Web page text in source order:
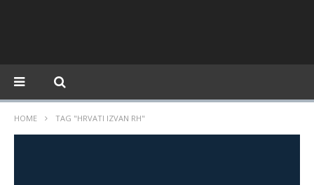
HOME TAG "HRVATI IZVAN RH"